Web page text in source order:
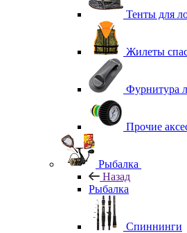
Тенты для
Жилеты
Фурнитура
Прочие
Рыбалка
Назад
Рыбалка
Спиннинги